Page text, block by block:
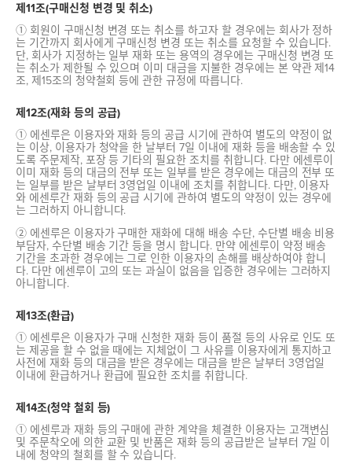
제11조(구매신청 변경 및 취소)
① 회원이 구매신청 변경 또는 취소를 하고자 할 경우에는 회사가 정하
는 기간까지 회사에게 구매신청 변경 또는 취소를 요청할 수 있습니다.
단, 회사가 지정하는 일부 재화 또는 용역의 경우에는 구매신청 변경 또
는 취소가 제한될 수 있으며 이미 대금을 지불한 경우에는 본 약관 제14
조, 제15조의 청약철회 등에 관한 규정에 따릅니다.
제12조(재화 등의 공급)
① 에센루은 이용자와 재화 등의 공급 시기에 관하여 별도의 약정이 없
는 이상, 이용자가 청약을 한 날부터 7일 이내에 재화 등을 배송할 수 있
도록 주문제작, 포장 등 기타의 필요한 조치를 취합니다. 다만 에센루이
이미 재화 등의 대금의 전부 또는 일부를 받은 경우에는 대금의 전부 또
는 일부를 받은 날부터 3영업일 이내에 조치를 취합니다. 다만, 이용자
와 에센루간 재화 등의 공급 시기에 관하여 별도의 약정이 있는 경우에
는 그러하지 아니합니다.
② 에센루은 이용자가 구매한 재화에 대해 배송 수단, 수단별 배송 비용
부담자, 수단별 배송 기간 등을 명시 합니다. 만약 에센루이 약정 배송
기간을 초과한 경우에는 그로 인한 이용자의 손해를 배상하여야 합니
다. 다만 에센루이 고의 또는 과실이 없음을 입증한 경우에는 그러하지
아니합니다.
제13조(환급)
① 에센루은 이용자가 구매 신청한 재화 등이 품절 등의 사유로 인도 또
는 제공을 할 수 없을 때에는 지체없이 그 사유를 이용자에게 통지하고
사전에 재화 등의 대금을 받은 경우에는 대금을 받은 날부터 3영업일
이내에 환급하거나 환급에 필요한 조치를 취합니다.
제14조(청약 철회 등)
① 에센루과 재화 등의 구매에 관한 계약을 체결한 이용자는 고객변심
및 주문착오에 의한 교환 및 반품은 재화 등의 공급받은 날부터 7일 이
내에 청약의 철회를 할 수 있습니다.